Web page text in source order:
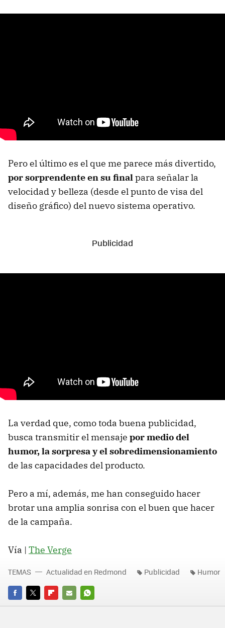
Pero el último es el que me parece más divertido,
por sorprendente en su finalpara señalar la
velocidad y belleza (desde el punto de visa del
diseño gráfico) del nuevo sistema operativo.
La verdad que, como toda buena publicidad,
busca transmitir el mensaje por medio del
humor, la sorpresa y el sobredimensionamiento
de las capacidades del producto.
Pero a mí, además, me han conseguido hacer
brotar una amplia sonrisa con el buen que hacer
de la campaña.
Vía | The Verge
FACEBOOK
TWITTERFLIPBOARD
E-
WHATSAPP
TEMAS Actualidad en Redmond Publicidad Humor